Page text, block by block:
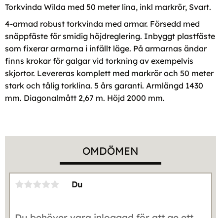
Torkvinda Wilda med 50 meter lina, inkl markrör, Svart.
4-armad robust torkvinda med armar. Försedd med
snäppfäste för smidig höjdreglering. Inbyggt plastfäste
som fixerar armarna i infällt läge. På armarnas ändar
finns krokar för galgar vid torkning av exempelvis
skjortor. Levereras komplett med markrör och 50 meter
stark och tålig torklina. 5 års garanti. Armlängd 1430
mm. Diagonalmått 2,67 m. Höjd 2000 mm.
OMDÖMEN
Du